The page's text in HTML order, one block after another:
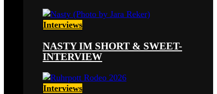
Interviews
NASTY IM SHORT & SWEET-
INTERVIEW
Interviews